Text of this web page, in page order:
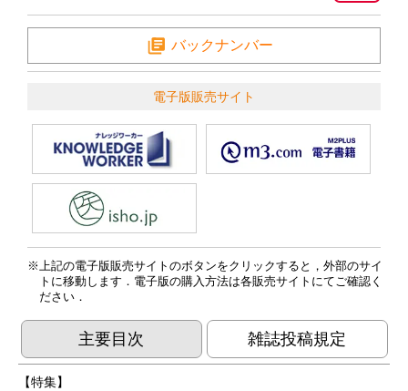
バックナンバー
電子版販売サイト
上記の電子版販売サイトのボタンをクリックすると，外部のサイ
トに移動します．電子版の購入方法は各販売サイトにてご確認く
ださい．
主要目次 雑誌投稿規定
【特集】